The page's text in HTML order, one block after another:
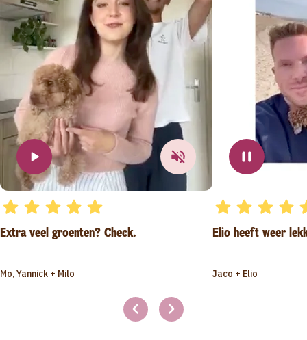
Extra veel groenten? Check.
Mo, Yannick + Milo
Elio heeft weer
Jaco + Elio